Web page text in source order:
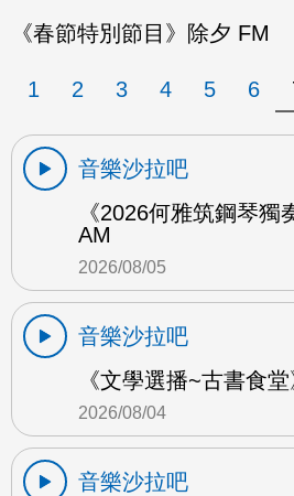
《春節特別節目》除夕 FM
1 2 3 4 5 6
音樂沙拉吧
《2026何雅筑鋼琴獨
AM
2026/08/05
音樂沙拉吧
《文學選播~古書食
2026/08/04
音樂沙拉吧